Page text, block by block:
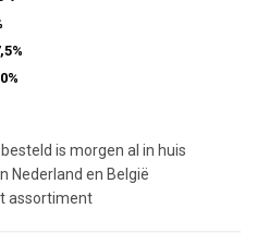
besteld is morgen al in huis
Nederland en België
assortiment